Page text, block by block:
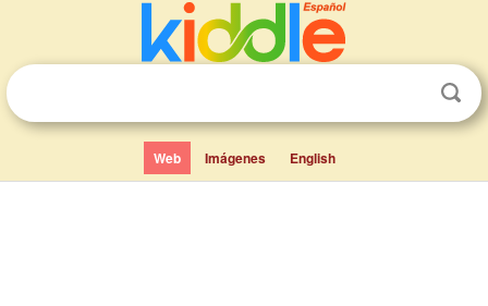
Web Imágenes English